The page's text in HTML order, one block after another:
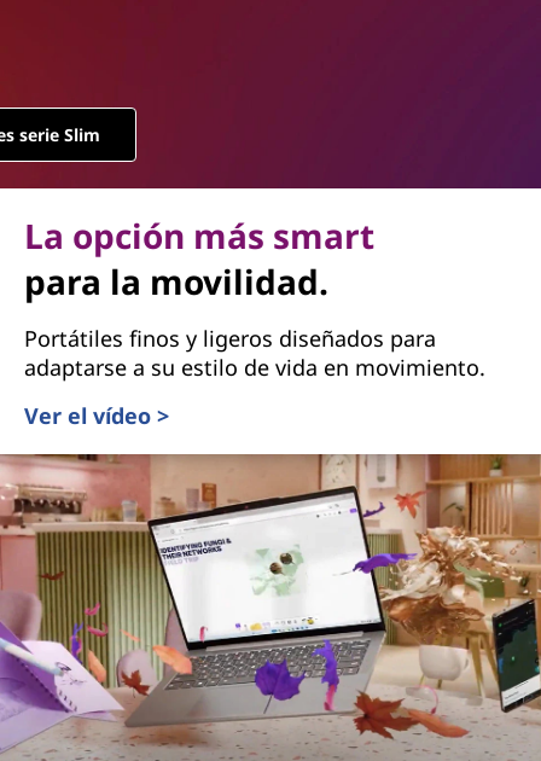
serie Slim
La opción más smart
para la movilidad.
Portátiles finos y ligeros diseñados para
adaptarse a su estilo de vida en movimiento.
Ver el vídeo >